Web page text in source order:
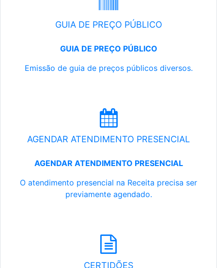
GUIA DE PREÇO PÚBLICO
GUIA DE PREÇO PÚBLICO
Emissão de guia de preços públicos diversos.
AGENDAR ATENDIMENTO PRESENCIAL
AGENDAR ATENDIMENTO PRESENCIAL
O atendimento presencial na Receita precisa ser
previamente agendado.
CERTIDÕES